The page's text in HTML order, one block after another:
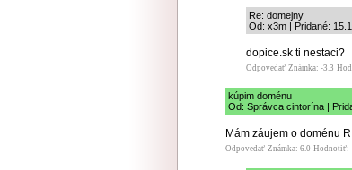
Re: domejny
Od: x3m | Pridané:
dopice.sk ti nestaci?
Odpovedať Známka: -3.3
kúpim doménu
Od: Správca cintorína |
Mám záujem o doménu
Odpovedať Známka: 6.0 Hodnotiť: